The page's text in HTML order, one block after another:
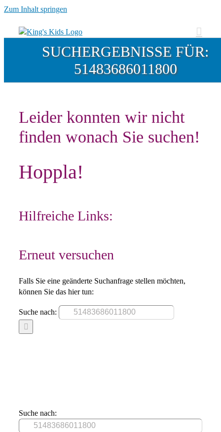
Zum Inhalt springen
SUCHERGEBNISSE FÜR:
51483686011800
Leider konnten wir nicht
finden wonach Sie suchen!
Hoppla!
Hilfreiche Links:
Erneut versuchen
Falls Sie eine geänderte Suchanfrage stellen möchten,
können Sie das hier tun:
Suche nach:
Suche nach: